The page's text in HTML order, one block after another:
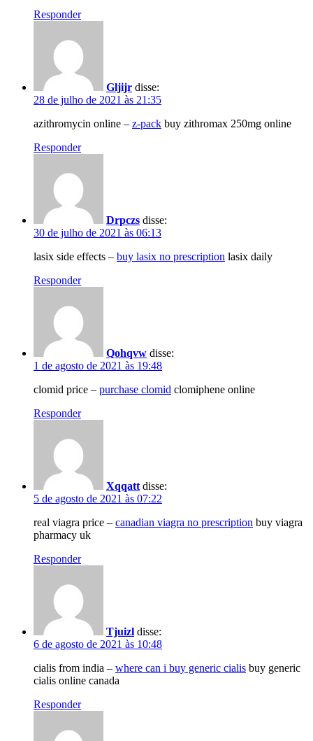
Responder
Gljijr disse:
28 de julho de 2021 às 21:35
azithromycin online – z-pack buy zithromax 250mg online
Responder
Drpczs disse:
30 de julho de 2021 às 06:13
lasix side effects – buy lasix no prescription lasix daily
Responder
Qohqvw disse:
1 de agosto de 2021 às 19:48
clomid price – purchase clomid clomiphene online
Responder
Xqqatt disse:
5 de agosto de 2021 às 07:22
real viagra price – canadian viagra no prescription buy viagra
pharmacy uk
Responder
Tjuizl disse:
6 de agosto de 2021 às 10:48
cialis from india – where can i buy generic cialis buy generic
cialis online canada
Responder